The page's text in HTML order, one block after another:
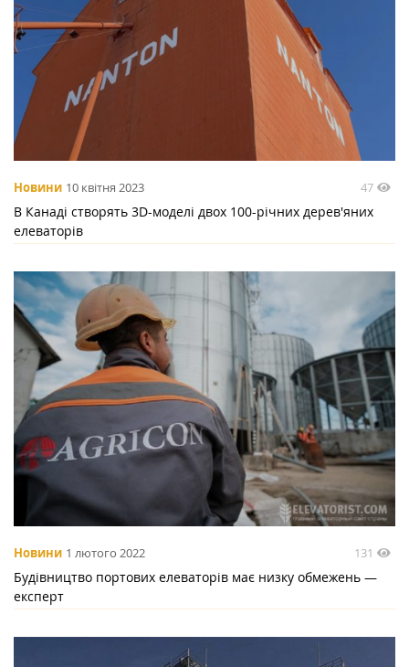
Новини 10 квітня 2023 47
В Канаді створять 3D-моделі двох 100-річних дерев'яних
елеваторів
Новини 1 лютого 2022 131
Будівництво портових елеваторів має низку обмежень —
експерт